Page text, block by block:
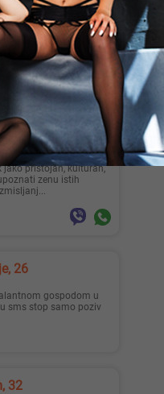
28
prilikom
WA. Po...
47
zenu istih
26
sms stop samo poziv
32